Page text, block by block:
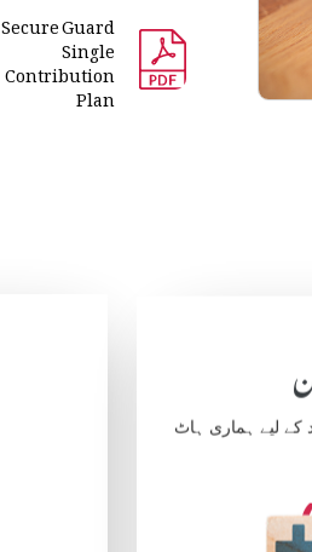
Secure Guard
Single
Contribution
Plan
لیے ہماری ہاٹ